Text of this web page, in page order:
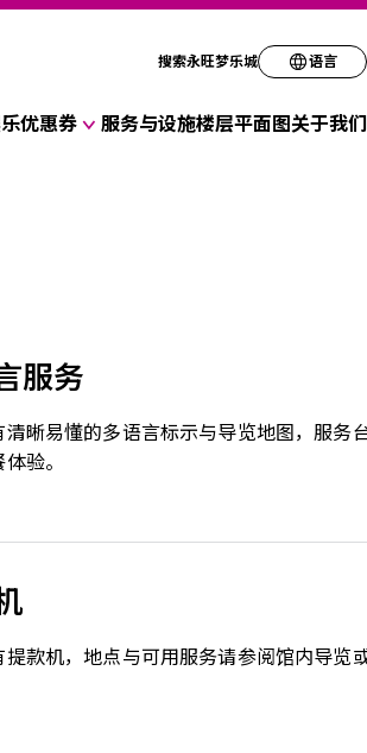
优惠券 服务与设施楼层平面图关于我们
搜索永旺梦乐城 语言
请选择您的语言
English
服务
清晰易懂的多语言标示与导览地图，服务
验。
提款机，地点与可用服务请参阅馆内导览